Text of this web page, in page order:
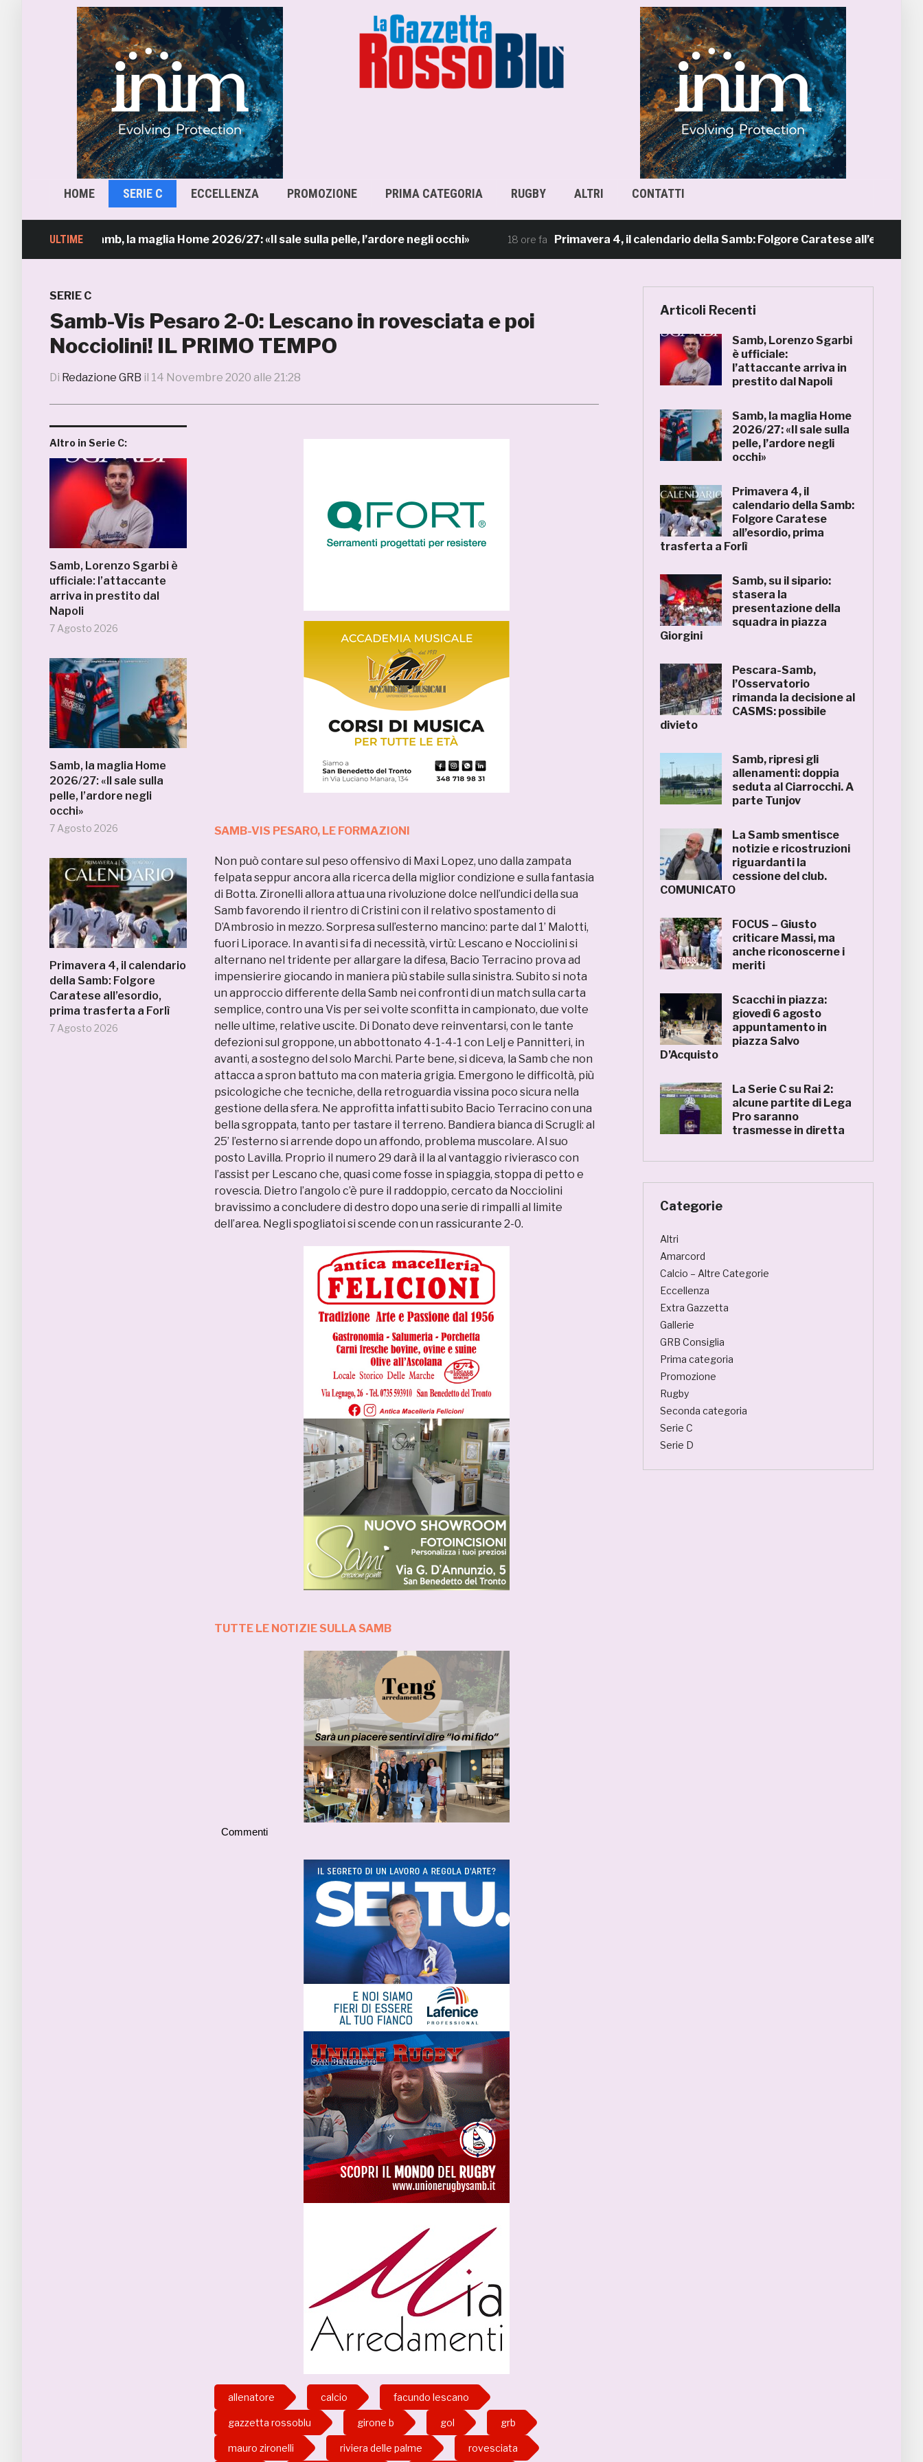
HOME SERIE C ECCELLENZA PROMOZIONE PRIMA CATEGORIA RUGBY ALTRI CONTATTI
ULTIME
Samb, la maglia Home 2026/27: «Il sale sulla pelle, l’ardore negli occhi» 18 ore fa Primavera 4, il calendario della Samb: Folgore Caratese all’esordio, prima
SERIE C
Samb-Vis Pesaro 2-0: Lescano in rovesciata e poi
Nocciolini! IL PRIMO TEMPO
Di Redazione GRB il 14 Novembre 2020 alle 21:28
Altro in Serie C:
Samb, Lorenzo Sgarbi è
ufficiale: l’attaccante
arriva in prestito dal
Napoli
7 Agosto 2026
Samb, la maglia Home
2026/27: «Il sale sulla
pelle, l’ardore negli
occhi»
7 Agosto 2026
Primavera 4, il calendario
della Samb: Folgore
Caratese all’esordio,
prima trasferta a Forlì
7 Agosto 2026
SAMB-VIS PESARO, LE FORMAZIONI
Non può contare sul peso offensivo di Maxi Lopez, uno dalla zampata
felpata seppur ancora alla ricerca della miglior condizione e sulla fantasia
di Botta. Zironelli allora attua una rivoluzione dolce nell’undici della sua
Samb favorendo il rientro di Cristini con il relativo spostamento di
D’Ambrosio in mezzo. Sorpresa sull’esterno mancino: parte dal 1’ Malotti,
fuori Liporace. In avanti si fa di necessità, virtù: Lescano e Nocciolini si
alternano nel tridente per allargare la difesa, Bacio Terracino prova ad
impensierire giocando in maniera più stabile sulla sinistra. Subito si nota
un approccio differente della Samb nei confronti di un match sulla carta
semplice, contro una Vis per sei volte sconfitta in campionato, due volte
nelle ultime, relative uscite. Di Donato deve reinventarsi, con le tante
defezioni sul groppone, un abbottonato 4-1-4-1 con Lelj e Pannitteri, in
avanti, a sostegno del solo Marchi. Parte bene, si diceva, la Samb che non
attacca a spron battuto ma con materia grigia. Emergono le difficoltà, più
psicologiche che tecniche, della retroguardia vissina poco sicura nella
gestione della sfera. Ne approfitta infatti subito Bacio Terracino con una
bella sgroppata, tanto per tastare il terreno. Bandiera bianca di Scrugli: al
25’ l’esterno si arrende dopo un affondo, problema muscolare. Al suo
posto Lavilla. Proprio il numero 29 darà il la al vantaggio rivierasco con
l’assist per Lescano che, quasi come fosse in spiaggia, stoppa di petto e
rovescia. Dietro l’angolo c’è pure il raddoppio, cercato da Nocciolini
bravissimo a concludere di destro dopo una serie di rimpalli al limite
dell’area. Negli spogliatoi si scende con un rassicurante 2-0.
TUTTE LE NOTIZIE SULLA SAMB
Commenti
allenatore calcio facundo lescano
gazzetta rossoblu girone b gol grb
mauro zironelli riviera delle palme rovesciata
Articoli Recenti
Samb, Lorenzo Sgarbi
è ufficiale:
l’attaccante arriva in
prestito dal Napoli
Samb, la maglia Home
2026/27: «Il sale sulla
pelle, l’ardore negli
occhi»
Primavera 4, il
calendario della Samb:
Folgore Caratese
all’esordio, prima
trasferta a Forlì
Samb, su il sipario:
stasera la
presentazione della
squadra in piazza
Giorgini
Pescara-Samb,
l’Osservatorio
rimanda la decisione al
CASMS: possibile
divieto
Samb, ripresi gli
allenamenti: doppia
seduta al Ciarrocchi. A
parte Tunjov
La Samb smentisce
notizie e ricostruzioni
riguardanti la
cessione del club.
COMUNICATO
FOCUS – Giusto
criticare Massi, ma
anche riconoscerne i
meriti
Scacchi in piazza:
giovedì 6 agosto
appuntamento in
piazza Salvo
D’Acquisto
La Serie C su Rai 2:
alcune partite di Lega
Pro saranno
trasmesse in diretta
Categorie
Altri
Amarcord
Calcio – Altre Categorie
Eccellenza
Extra Gazzetta
Gallerie
GRB Consiglia
Prima categoria
Promozione
Rugby
Seconda categoria
Serie C
Serie D